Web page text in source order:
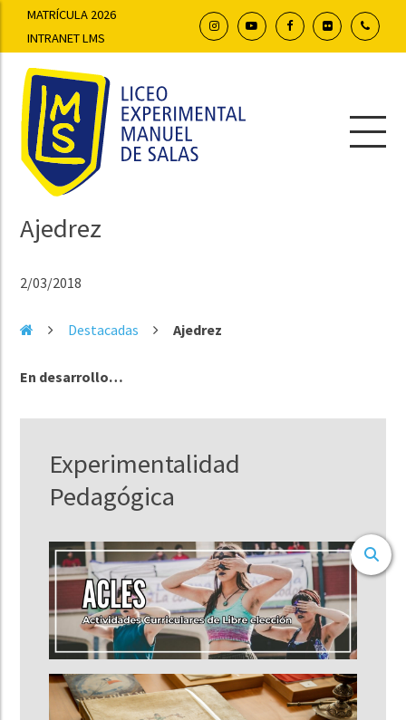
MATRÍCULA 2026
INTRANET LMS
Ajedrez
2/03/2018
Destacadas Ajedrez
En desarrollo…
Experimentalidad
Pedagógica